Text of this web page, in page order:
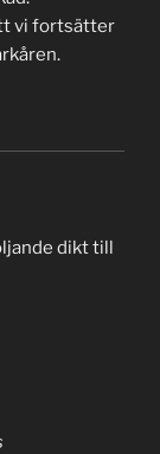
vi fortsätter
dikt till